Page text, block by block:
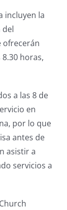
incluyen la
del
ofrecerán
horas,
a las 8 de
en
por lo que
antes de
asistir a
servicios a